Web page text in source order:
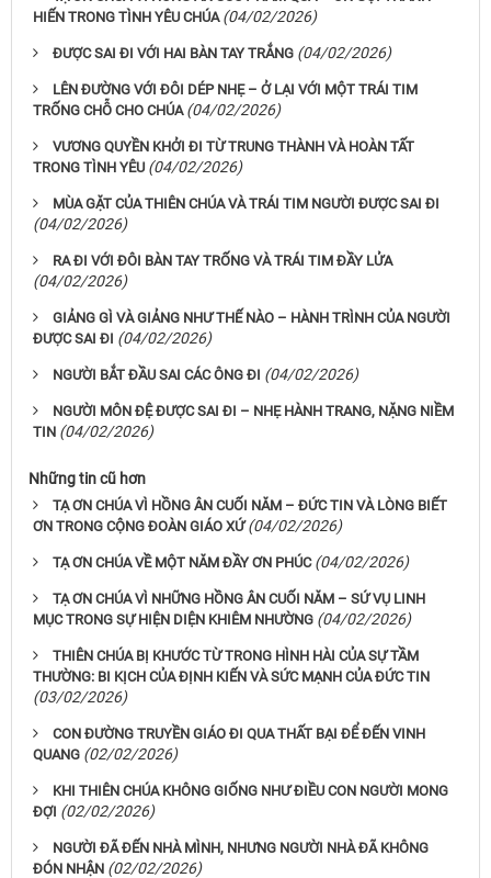
HIẾN TRONG TÌNH YÊU CHÚA (04/02/2026)
ĐƯỢC SAI ĐI VỚI HAI BÀN TAY TRẮNG (04/02/2026)
LÊN ĐƯỜNG VỚI ĐÔI DÉP NHẸ – Ở LẠI VỚI MỘT TRÁI TIM
TRỐNG CHỖ CHO CHÚA (04/02/2026)
VƯƠNG QUYỀN KHỞI ĐI TỪ TRUNG THÀNH VÀ HOÀN TẤT
TRONG TÌNH YÊU (04/02/2026)
MÙA GẶT CỦA THIÊN CHÚA VÀ TRÁI TIM NGƯỜI ĐƯỢC SAI ĐI
(04/02/2026)
RA ĐI VỚI ĐÔI BÀN TAY TRỐNG VÀ TRÁI TIM ĐẦY LỬA
(04/02/2026)
GIẢNG GÌ VÀ GIẢNG NHƯ THẾ NÀO – HÀNH TRÌNH CỦA NGƯỜI
ĐƯỢC SAI ĐI (04/02/2026)
NGƯỜI BẮT ĐẦU SAI CÁC ÔNG ĐI (04/02/2026)
NGƯỜI MÔN ĐỆ ĐƯỢC SAI ĐI – NHẸ HÀNH TRANG, NẶNG NIỀM
TIN (04/02/2026)
Những tin cũ hơn
TẠ ƠN CHÚA VÌ HỒNG ÂN CUỐI NĂM – ĐỨC TIN VÀ LÒNG BIẾT
ƠN TRONG CỘNG ĐOÀN GIÁO XỨ (04/02/2026)
TẠ ƠN CHÚA VỀ MỘT NĂM ĐẦY ƠN PHÚC (04/02/2026)
TẠ ƠN CHÚA VÌ NHỮNG HỒNG ÂN CUỐI NĂM – SỨ VỤ LINH
MỤC TRONG SỰ HIỆN DIỆN KHIÊM NHƯỜNG (04/02/2026)
THIÊN CHÚA BỊ KHƯỚC TỪ TRONG HÌNH HÀI CỦA SỰ TẦM
THƯỜNG: BI KỊCH CỦA ĐỊNH KIẾN VÀ SỨC MẠNH CỦA ĐỨC TIN
(03/02/2026)
CON ĐƯỜNG TRUYỀN GIÁO ĐI QUA THẤT BẠI ĐỂ ĐẾN VINH
QUANG (02/02/2026)
KHI THIÊN CHÚA KHÔNG GIỐNG NHƯ ĐIỀU CON NGƯỜI MONG
ĐỢI (02/02/2026)
NGƯỜI ĐÃ ĐẾN NHÀ MÌNH, NHƯNG NGƯỜI NHÀ ĐÃ KHÔNG
ĐÓN NHẬN (02/02/2026)